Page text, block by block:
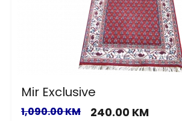
Mir Exclusive
1,090.00 KM 240.00 KM